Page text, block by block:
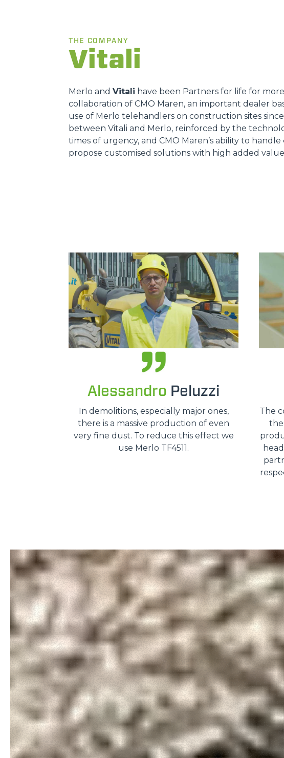
THE COMPANY
Vitali
Merlo and Vitali have been Partners for life for
collaboration of CMO Maren, an important dealer
use of Merlo telehandlers on construction sites
between Vitali and Merlo, reinforced by the
times of urgency, and CMO Maren’s ability to
propose customised solutions with high added
Alessandro Peluzzi
In demolitions, especially major ones,
there is a massive production of even
very fine dust. To reduce this effect we
use Merlo TF4511.
The
the